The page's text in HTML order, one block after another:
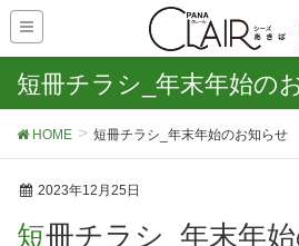
短冊チラシ_年末年始の
HOME 短冊チラシ_年末年始のお知らせ
2023年12月25日
短冊チラシ_年末年